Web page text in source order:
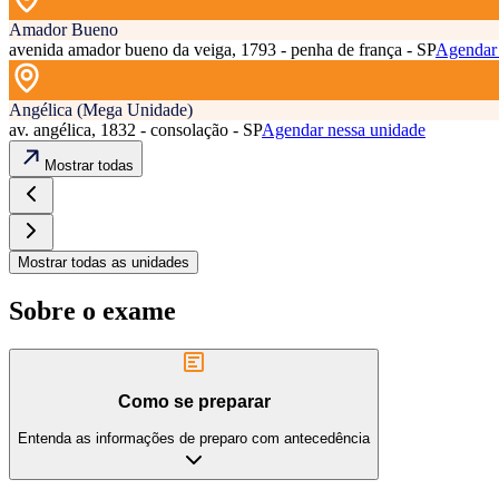
Amador Bueno
avenida amador bueno da veiga, 1793 - penha de frança - SPAgendar
Angélica (Mega Unidade)
av. angélica, 1832 - consolação - SPAgendar nessa unidade
Mostrar todas
Mostrar todas as unidades
Sobre o exame
Como se preparar
Entenda as informações de preparo com antecedência